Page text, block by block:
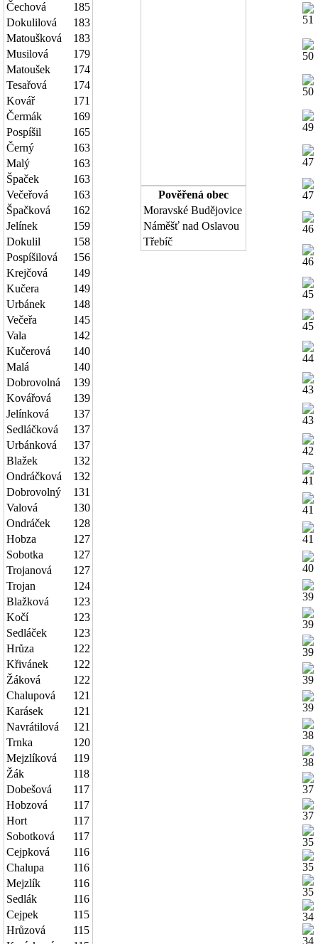
Čechová
185
Dokulilová
183
Matoušková
183
Musilová
179
Matoušek
174
Tesařová
174
Kovář
171
Čermák
169
Pospíšil
165
Černý
163
Malý
163
Špaček
163
Večeřová
163
Špačková
162
Jelínek
159
Dokulil
158
Pospíšilová
156
Krejčová
149
Kučera
149
Urbánek
148
Večeřa
145
Vala
142
Kučerová
140
Malá
140
Dobrovolná
139
Kovářová
139
Jelínková
137
Sedláčková
137
Urbánková
137
Blažek
132
Ondráčková
132
Dobrovolný
131
Valová
130
Ondráček
128
Hobza
127
Sobotka
127
Trojanová
127
Trojan
124
Blažková
123
Kočí
123
Sedláček
123
Hrůza
122
Křivánek
122
Žáková
122
Chalupová
121
Karásek
121
Navrátilová
121
Trnka
120
Mejzlíková
119
Žák
118
Dobešová
117
Hobzová
117
Hort
117
Sobotková
117
Cejpková
116
Chalupa
116
Mejzlík
116
Sedlák
116
Cejpek
115
Hrůzová
115
Pověřená obec
Moravské Budějovice
Náměšť nad Oslavou
Třebíč